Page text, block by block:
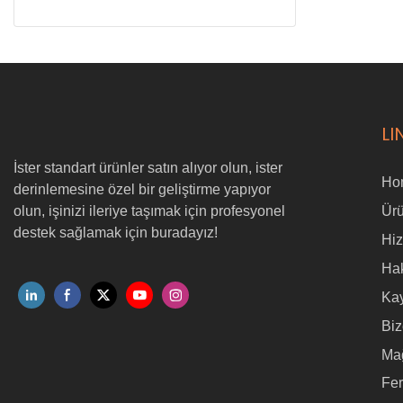
İster standart ürünler satın alıyor olun, ister
derinlemesine özel bir geliştirme yapıyor
olun, işinizi ileriye taşımak için profesyonel
destek sağlamak için buradayız!